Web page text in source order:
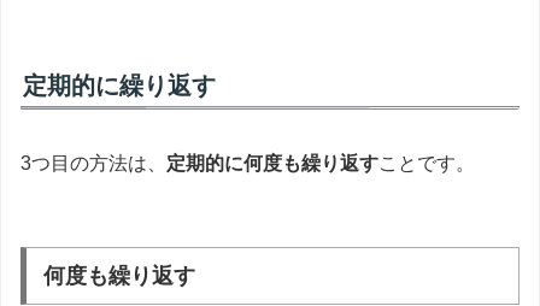
定期的に繰り返す
3つ目の方法は、 定期的に何度も繰り返すことです。
何度も繰り返す